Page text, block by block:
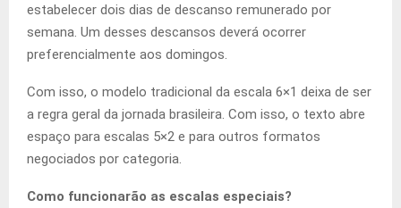
estabelecer dois dias de descanso remunerado por
semana. Um desses descansos deverá ocorrer
preferencialmente aos domingos.
Com isso, o modelo tradicional da escala 6×1 deixa de ser
a regra geral da jornada brasileira. Com isso, o texto abre
espaço para escalas 5×2 e para outros formatos
negociados por categoria.
Como funcionarão as escalas especiais?